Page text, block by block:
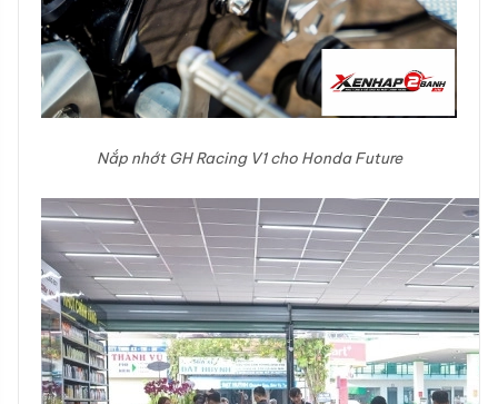
Nắp nhớt GH Racing V1 cho Honda Future